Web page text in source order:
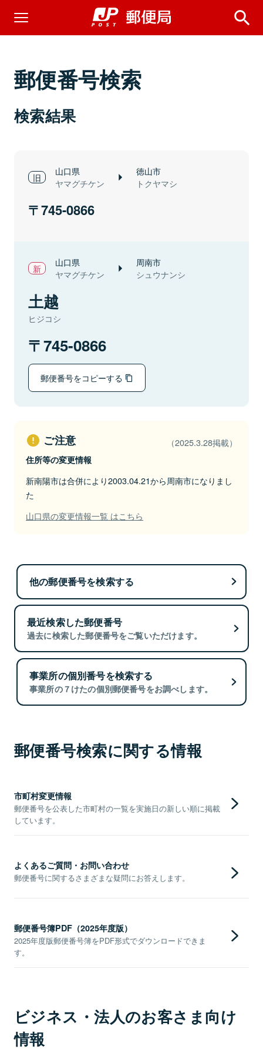
郵便番号検索
検索結果
山口県
ヤマグチケン
徳山市
トクヤマシ
745-0866
山口県
ヤマグチケン
周南市
シュウナンシ
土越
ヒジコシ
745-0866
郵便番号をコピーする
ご注意 （2025.3.28掲載）
住所等の変更情報
新南陽市は合併により2003.04.21から周南市になりまし
た
山口県の変更情報一覧 はこちら
他の郵便番号を検索する
最近検索した郵便番号
過去に検索した郵便番号をご覧いただけます。
事業所の個別番号を検索する
事業所の７けたの個別郵便番号をお調べします。
郵便番号検索に関する情報
市町村変更情報
郵便番号を公表した市町村の一覧を実施日の新しい順に掲載
しています。
よくあるご質問・お問い合わせ
郵便番号に関するさまざまな疑問にお答えします。
郵便番号簿PDF（2025年度版）
2025年度版郵便番号簿をPDF形式でダウンロードできま
す。
ビジネス・法人のお客さま向け
情報